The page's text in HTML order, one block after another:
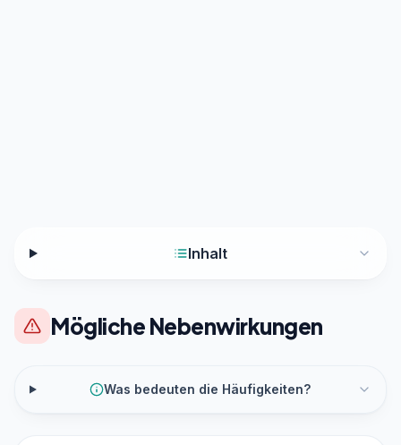
Inhalt
Mögliche Nebenwirkungen
Was bedeuten die Häufigkeiten?